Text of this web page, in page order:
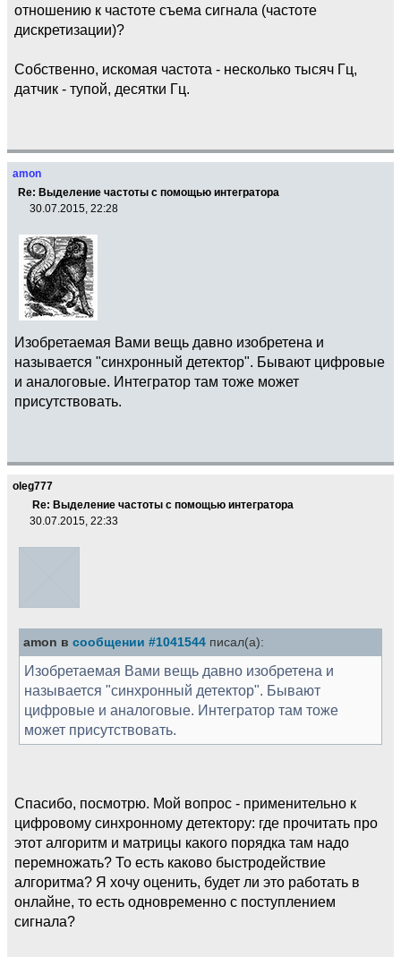
отношению к частоте съема сигнала (частоте
дискретизации)?
Собственно, искомая частота - несколько тысяч Гц,
датчик - тупой, десятки Гц.
amon
Re: Выделение частоты с помощью интегратора
30.07.2015, 22:28
Изобретаемая Вами вещь давно изобретена и
называется "синхронный детектор". Бывают цифровые
и аналоговые. Интегратор там тоже может
присутствовать.
oleg777
Re: Выделение частоты с помощью интегратора
30.07.2015, 22:33
amon в сообщении #1041544 писал(а):
Изобретаемая Вами вещь давно изобретена и
называется "синхронный детектор". Бывают
цифровые и аналоговые. Интегратор там тоже
может присутствовать.
Спасибо, посмотрю. Мой вопрос - применительно к
цифровому синхронному детектору: где прочитать про
этот алгоритм и матрицы какого порядка там надо
перемножать? То есть каково быстродействие
алгоритма? Я хочу оценить, будет ли это работать в
онлайне, то есть одновременно с поступлением
сигнала?